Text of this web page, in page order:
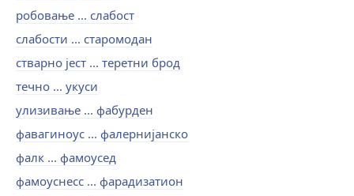
робовање ... слабост
слабости ... старомодан
стварно јест ... теретни брод
течно ... укуси
улизивање ... фабурден
фавагиноус ... фалернијанско
фалк ... фамоусед
фамоуснесс ... фарадизатион